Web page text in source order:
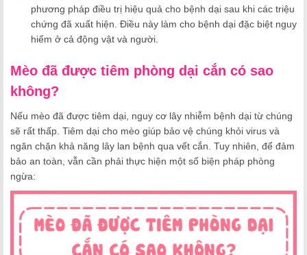
phương pháp điều trị hiệu quả cho bệnh dại sau khi các triệu
chứng đã xuất hiện. Điều này làm cho bệnh dại đặc biệt nguy
hiểm ở cả động vật và người.
Mèo đã được tiêm phòng dại cắn có sao
không?
Nếu mèo đã được tiêm dại, nguy cơ lây nhiễm bệnh dại từ chúng
sẽ rất thấp. Tiêm dại cho mèo giúp bảo vệ chúng khỏi virus và
ngăn chặn khả năng lây lan bệnh qua vết cắn. Tuy nhiên, để đảm
bảo an toàn, vẫn cần phải thực hiện một số biện pháp phòng
ngừa: